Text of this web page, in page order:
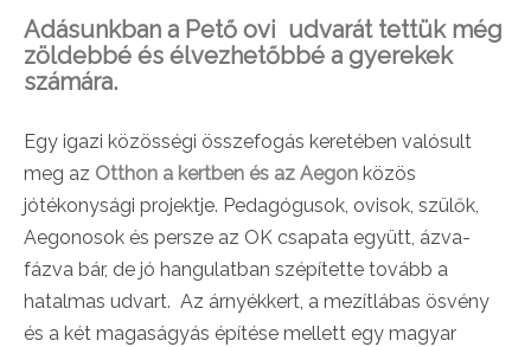
Adásunkban a Pető ovi udvarát tettük még
zöldebbé és élvezhetőbbé a gyerekek
számára.
Egy igazi közösségi összefogás keretében valósult
meg az Otthon a kertben és az Aegon közös
jótékonysági projektje. Pedagógusok, ovisok, szülők,
Aegonosok és persze az OK csapata együtt, ázva-
fázva bár, de jó hangulatban szépítette tovább a
hatalmas udvart. Az árnyékkert, a mezítlábas ösvény
és a két magaságyás építése mellett egy magyar